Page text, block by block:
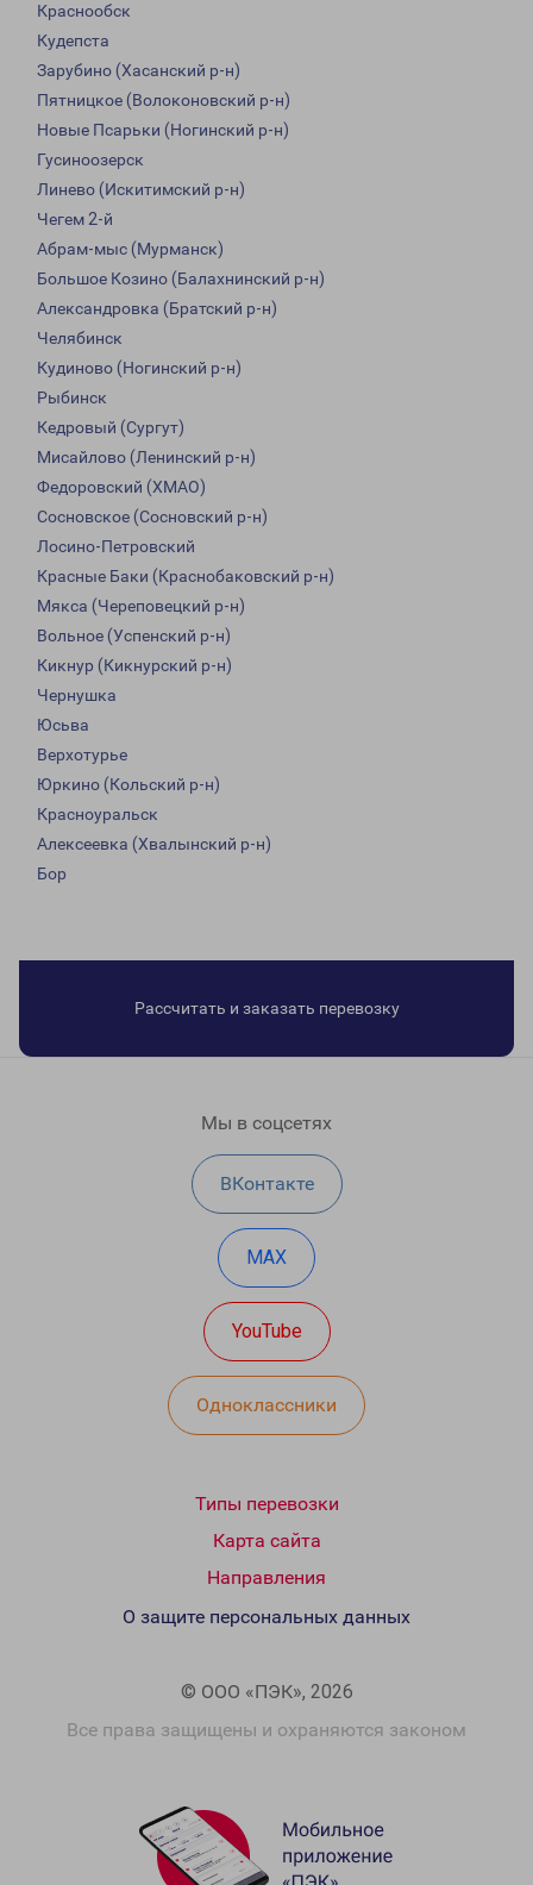
Краснообск
Кудепста
Зарубино (Хасанский р-н)
Пятницкое (Волоконовский р-н)
Новые Псарьки (Ногинский р-н)
Гусиноозерск
Линево (Искитимский р-н)
Чегем 2-й
Абрам-мыс (Мурманск)
Большое Козино (Балахнинский р-н)
Александровка (Братский р-н)
Челябинск
Кудиново (Ногинский р-н)
Рыбинск
Кедровый (Сургут)
Мисайлово (Ленинский р-н)
Федоровский (ХМАО)
Сосновское (Сосновский р-н)
Лосино-Петровский
Красные Баки (Краснобаковский р-н)
Мякса (Череповецкий р-н)
Вольное (Успенский р-н)
Кикнур (Кикнурский р-н)
Чернушка
Юсьва
Верхотурье
Юркино (Кольский р-н)
Красноуральск
Алексеевка (Хвалынский р-н)
Бор
Рассчитать и заказать перевозку
Мы в соцсетях
ВКонтакте
MAX
YouTube
Одноклассники
Типы перевозки
Карта сайта
Направления
© ООО «ПЭК», 2026
Все права защищены и охраняются законом
О защите персональных данных